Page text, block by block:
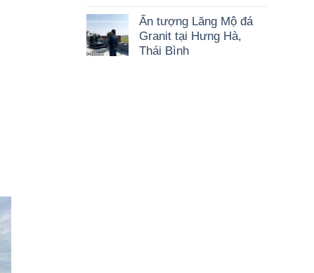
Ấn tượng Lăng Mộ đá
Granit tại Hưng Hà,
Thái Bình